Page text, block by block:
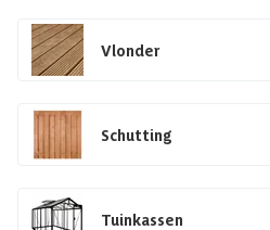
Vlonder
Schutting
Tuinkassen